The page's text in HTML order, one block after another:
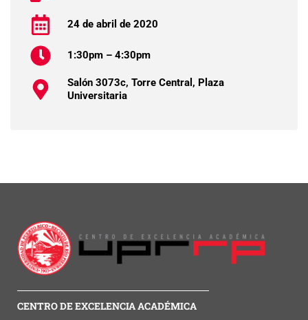
24 de abril de 2020
1:30pm – 4:30pm
Salón 3073c, Torre Central, Plaza
Universitaria
CENTRO DE EXCELENCIA ACADÉMICA